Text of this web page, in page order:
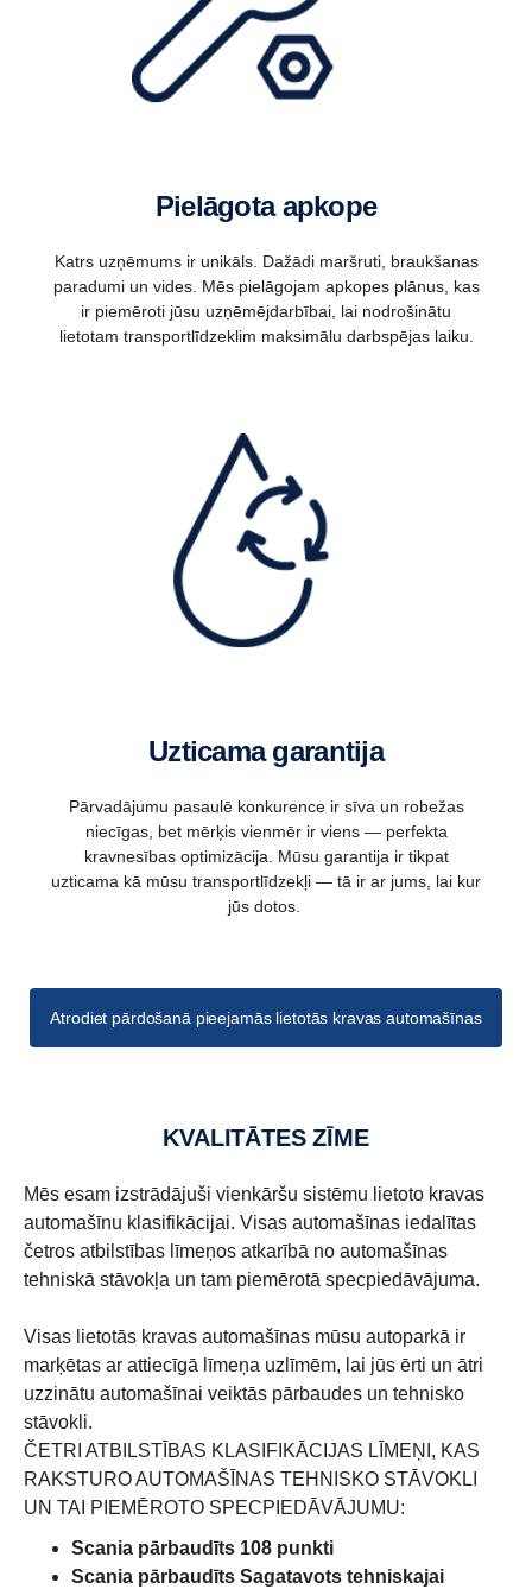
Pielāgota apkope
Katrs uzņēmums ir unikāls. Dažādi maršruti, braukšanas
paradumi un vides. Mēs pielāgojam apkopes plānus, kas
ir piemēroti jūsu uzņēmējdarbībai, lai nodrošinātu
lietotam transportlīdzeklim maksimālu darbspējas laiku.
Uzticama garantija
Pārvadājumu pasaulē konkurence ir sīva un robežas
niecīgas, bet mērķis vienmēr ir viens — perfekta
kravnesības optimizācija. Mūsu garantija ir tikpat
uzticama kā mūsu transportlīdzekļi — tā ir ar jums, lai kur
jūs dotos.
Atrodiet pārdošanā pieejamās lietotās kravas automašīnas
KVALITĀTES ZĪME
Mēs esam izstrādājuši vienkāršu sistēmu lietoto kravas
automašīnu klasifikācijai. Visas automašīnas iedalītas
četros atbilstības līmeņos atkarībā no automašīnas
tehniskā stāvokļa un tam piemērotā specpiedāvājuma.
Visas lietotās kravas automašīnas mūsu autoparkā ir
marķētas ar attiecīgā līmeņa uzlīmēm, lai jūs ērti un ātri
uzzinātu automašīnai veiktās pārbaudes un tehnisko
stāvokli.
ČETRI ATBILSTĪBAS KLASIFIKĀCIJAS LĪMEŅI, KAS
RAKSTURO AUTOMAŠĪNAS TEHNISKO STĀVOKLI
UN TAI PIEMĒROTO SPECPIEDĀVĀJUMU:
Scania pārbaudīts 108 punkti
Scania pārbaudīts Sagatavots tehniskajai